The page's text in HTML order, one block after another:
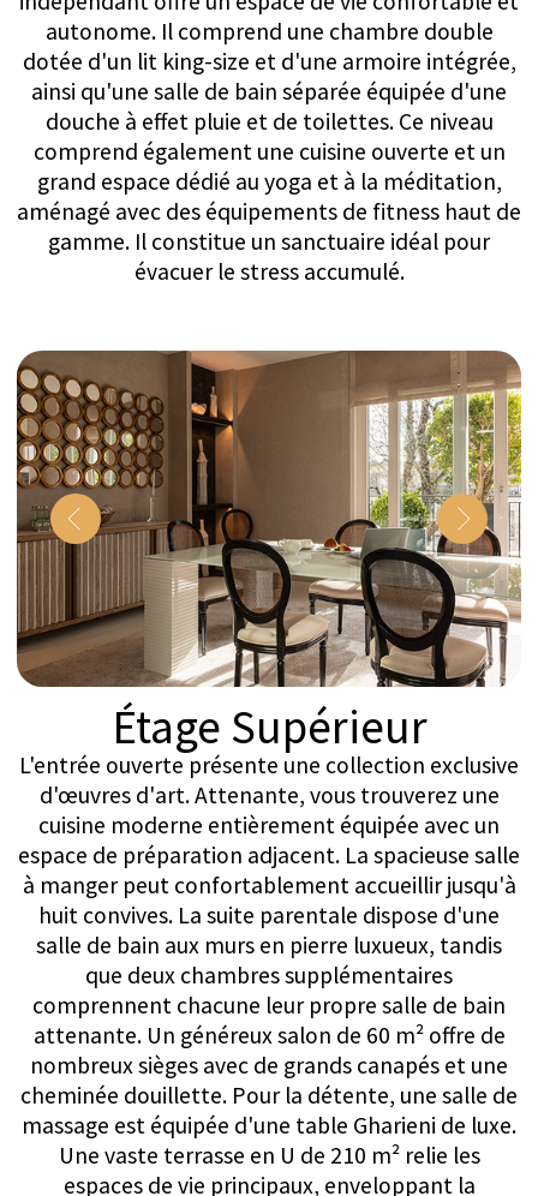
Nuit d'Astronomie
PENTHOUSE HORIZON –
EXPÉRIENCE MISE EN AVANT
Découvrez les merveilles du cosmos lors d'une
soirée inoubliable d'observation des étoiles. La
vaste terrasse du Penthouse Horizon sert
d'observatoire exclusif, offrant un point de vue
parfait pour explorer les mystères de l'univers.
Avec des télescopes avancés et les conseils
experts d'un astronome, vous vous
émerveillerez devant des vues à couper le
souffle de galaxies lointaines, d'étoiles
scintillantes et des planètes insaisissables de
notre système solaire.
Demander un séjour au
Penthouse Horizon
Genève - 4 chambres - Jusqu'à 7
personnes - prix sur demande
Nous nous engageons à créer une expérience
véritablement unique, en préparant
méticuleusement un environnement
spécialement conçu pour votre relaxation et votre
revitalisation. Pour commencer, veuillez nous
indiquer vos dates de séjour souhaitées et votre
méthode de contact préférée. Notre équipe
d'accueil vous contactera rapidement pour vous
proposer des options personnalisées et prendre
toutes les dispositions nécessaires pour votre
visite.